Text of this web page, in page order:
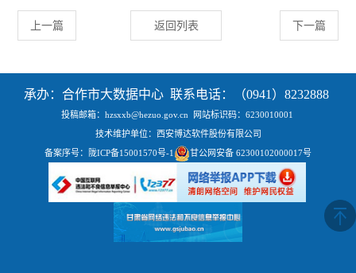
上一篇 返回列表 下一篇
承办：合作市大数据中心 联系电话：（0941）8232888
投稿邮箱：hzsxxb@hezuo.gov.cn
网站标识码：6230010001
技术维护单位：西安博达软件股份有限公司
备案序号：
陇ICP备15001570号-1 甘公网安备 62300102000017号